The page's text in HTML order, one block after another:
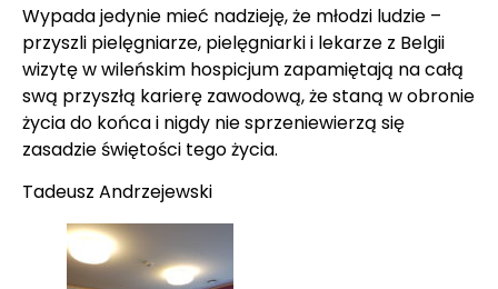
Wypada jedynie mieć nadzieję, że młodzi ludzie –
przyszli pielęgniarze, pielęgniarki i lekarze z Belgii
wizytę w wileńskim hospicjum zapamiętają na całą
swą przyszłą karierę zawodową, że staną w obronie
życia do końca i nigdy nie sprzeniewierzą się
zasadzie świętości tego życia.
Tadeusz Andrzejewski